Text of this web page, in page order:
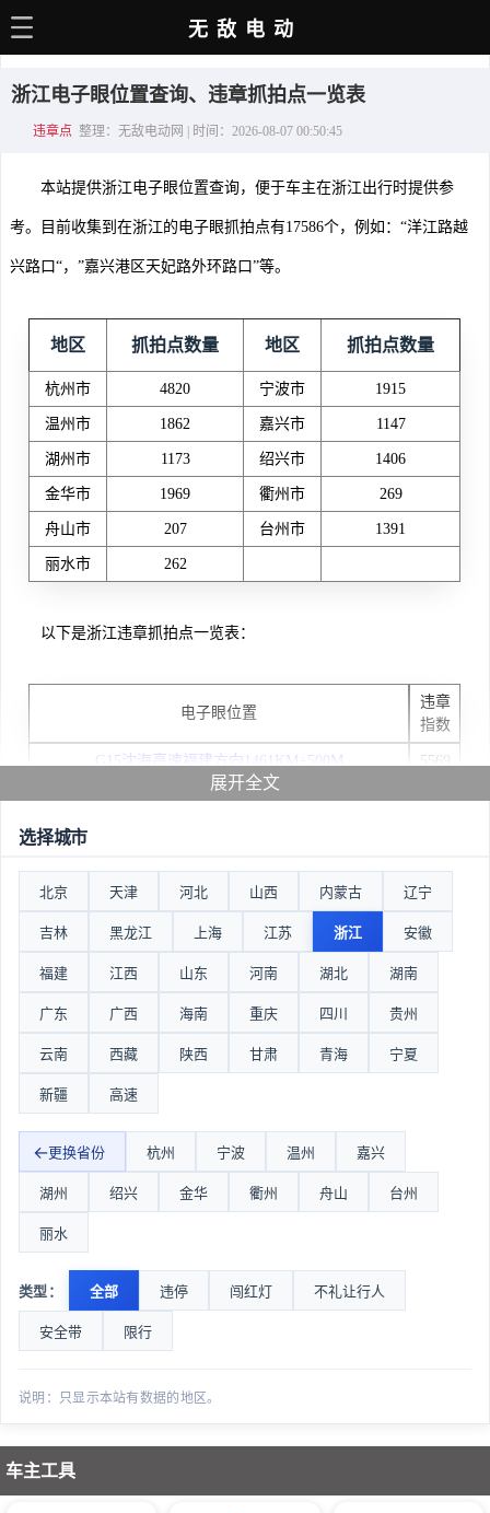
电动百科
选车推荐
用车百科
销量榜
经销商
无敌电动
浙江电子眼位置查询、违章抓拍点一览表
违章点 整理：无敌电动网 | 时间：2026-08-07 00:50:45
本站提供浙江电子眼位置查询，便于车主在浙江出行时提供参
考。目前收集到在浙江的电子眼抓拍点有17586个，例如：“洋江路越
兴路口“，”嘉兴港区天妃路外环路口”等。
地区 抓拍点数量 地区 抓拍点数量
杭州市 4820 宁波市 1915
温州市 1862 嘉兴市 1147
湖州市 1173 绍兴市 1406
金华市 1969 衢州市 269
舟山市 207 台州市 1391
丽水市 262
以下是浙江违章抓拍点一览表：
电子眼位置
违章
指数
G15沈海高速福建方向1461KM+500M 5569
永嘉县张堡东路 4535
[绕城地区]G2501杭州绕城高速_(杭州市绕城公路南线
东向西61Km+100m)
G25长深高速2221公里460米（杭州方向） 7775
兴宁路－徐霞客大道
[西湖区]之江路_之江路之浦路口(东口) 3273
G1512甬金高速义亭收费站-G1512甬金高速义亭收费站
收费站
浙江省绍兴市柯桥区金柯桥大道柯袍线立交100米
长邱新线3KM＋930M路段 南向北
[建德]沪瑞线_(沪瑞线杭新景新安江高速出口东)
萧山－江寺路_江寺路文化路口(江寺路文化路北口) 3067
展开全文
选择城市
北京 天津 河北 山西 内蒙古 辽宁
吉林 黑龙江 上海 江苏 浙江 安徽
福建 江西 山东 河南 湖北 湖南
广东 广西 海南 重庆 四川 贵州
云南 西藏 陕西 甘肃 青海 宁夏
新疆 高速
更换省份 杭州 宁波 温州 嘉兴
湖州 绍兴 金华 衢州 舟山 台州
丽水
类型： 全部 违停 闯红灯 不礼让行人
安全带 限行
说明：只显示本站有数据的地区。
车主工具